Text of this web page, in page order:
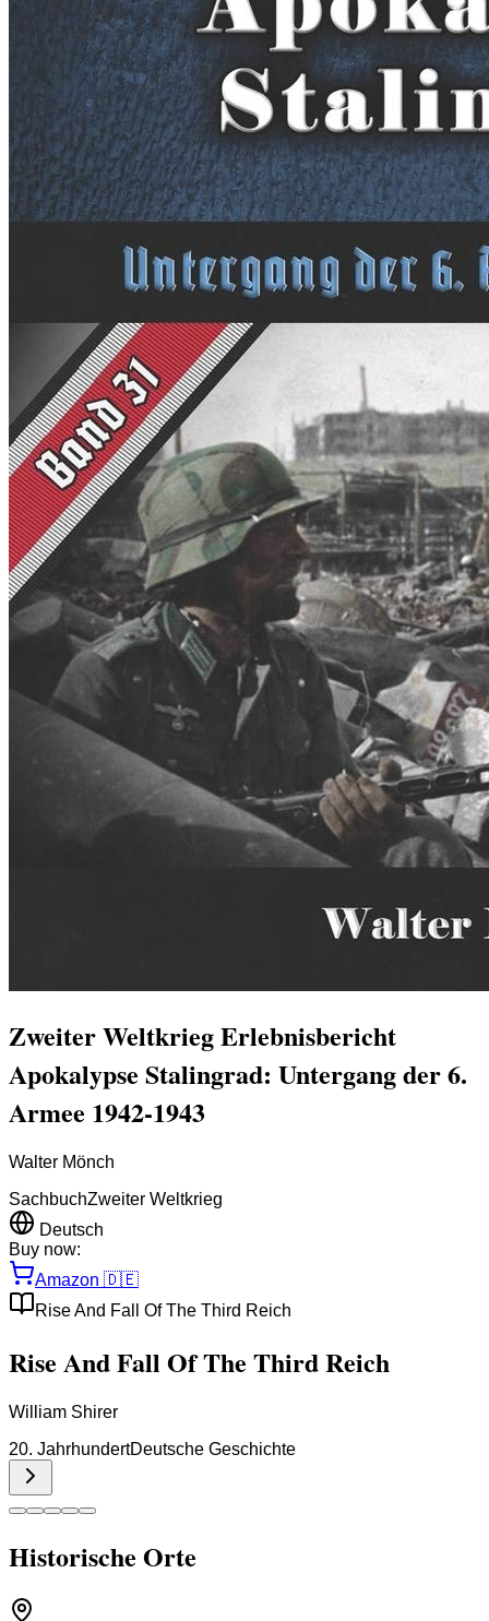
Zweiter Weltkrieg Erlebnisbericht
Apokalypse Stalingrad: Untergang der 6.
Armee 1942-1943
Walter Mönch
SachbuchZweiter Weltkrieg
Deutsch
Buy now:
Amazon 🇩🇪
Rise And Fall Of The Third Reich
Rise And Fall Of The Third Reich
William Shirer
20. JahrhundertDeutsche Geschichte
Historische Orte